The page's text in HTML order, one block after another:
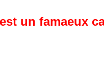
un famaeux